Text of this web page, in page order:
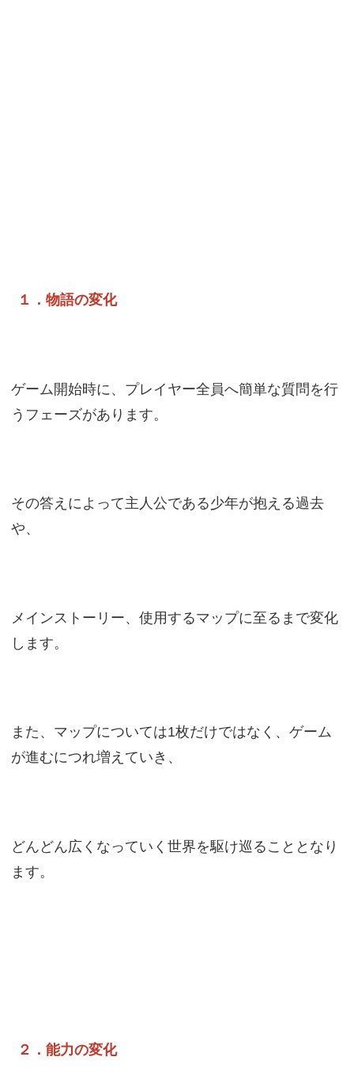
１．物語の変化
ゲーム開始時に、プレイヤー全員へ簡単な質問を行
うフェーズがあります。
その答えによって主人公である少年が抱える過去
や、
メインストーリー、使用するマップに至るまで変化
します。
また、マップについては1枚だけではなく、ゲーム
が進むにつれ増えていき、
どんどん広くなっていく世界を駆け巡ることとなり
ます。
２．能力の変化